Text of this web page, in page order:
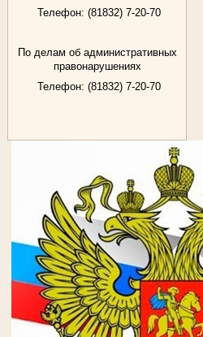
Телефон: (81832) 7-20-70
По делам об административных
правонарушениях
Телефон: (81832) 7-20-70